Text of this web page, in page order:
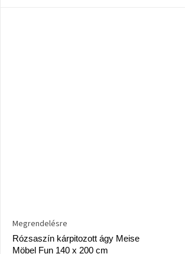
Rózsaszín kárpitozott ágy Meise
Möbel Fun 140 x 200 cm
Megrendelésre